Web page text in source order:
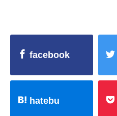
facebook
hatebu